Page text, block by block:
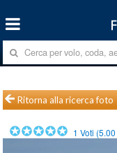
Ritorna alla ricerca foto
1 Voti (5.00